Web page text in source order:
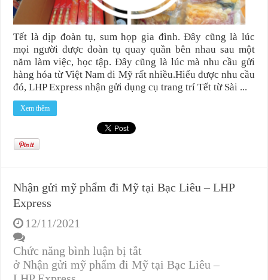
Tết là dịp đoàn tụ, sum họp gia đình. Đây cũng là lúc
mọi người được đoàn tụ quay quần bên nhau sau một
năm làm việc, học tập. Đây cũng là lúc mà nhu cầu gửi
hàng hóa từ Việt Nam đi Mỹ rất nhiều.Hiểu được nhu cầu
đó, LHP Express nhận gửi dụng cụ trang trí Tết từ Sài ...
Xem thêm
Nhận gửi mỹ phẩm đi Mỹ tại Bạc Liêu – LHP
Express
12/11/2021
Chức năng bình luận bị tắt
ở Nhận gửi mỹ phẩm đi Mỹ tại Bạc Liêu –